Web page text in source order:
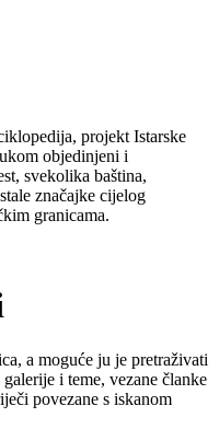
projekt Istarske
objedinjeni i
svekolika baština,
značajke cijelog
granicama.
a moguće ju je pretraživati
i teme, vezane članke
povezane s iskanom